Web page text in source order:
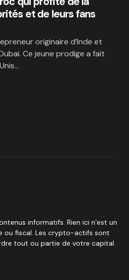
et de leurs fans
originaire d’Inde et
Ce jeune prodige a fait
informatifs. Rien ici n’est un
ou fiscal. Les crypto-actifs sont
tout ou partie de votre capital.